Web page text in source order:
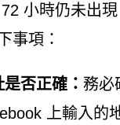
小時仍未出
事項：
否正確： 務必
上輸入的